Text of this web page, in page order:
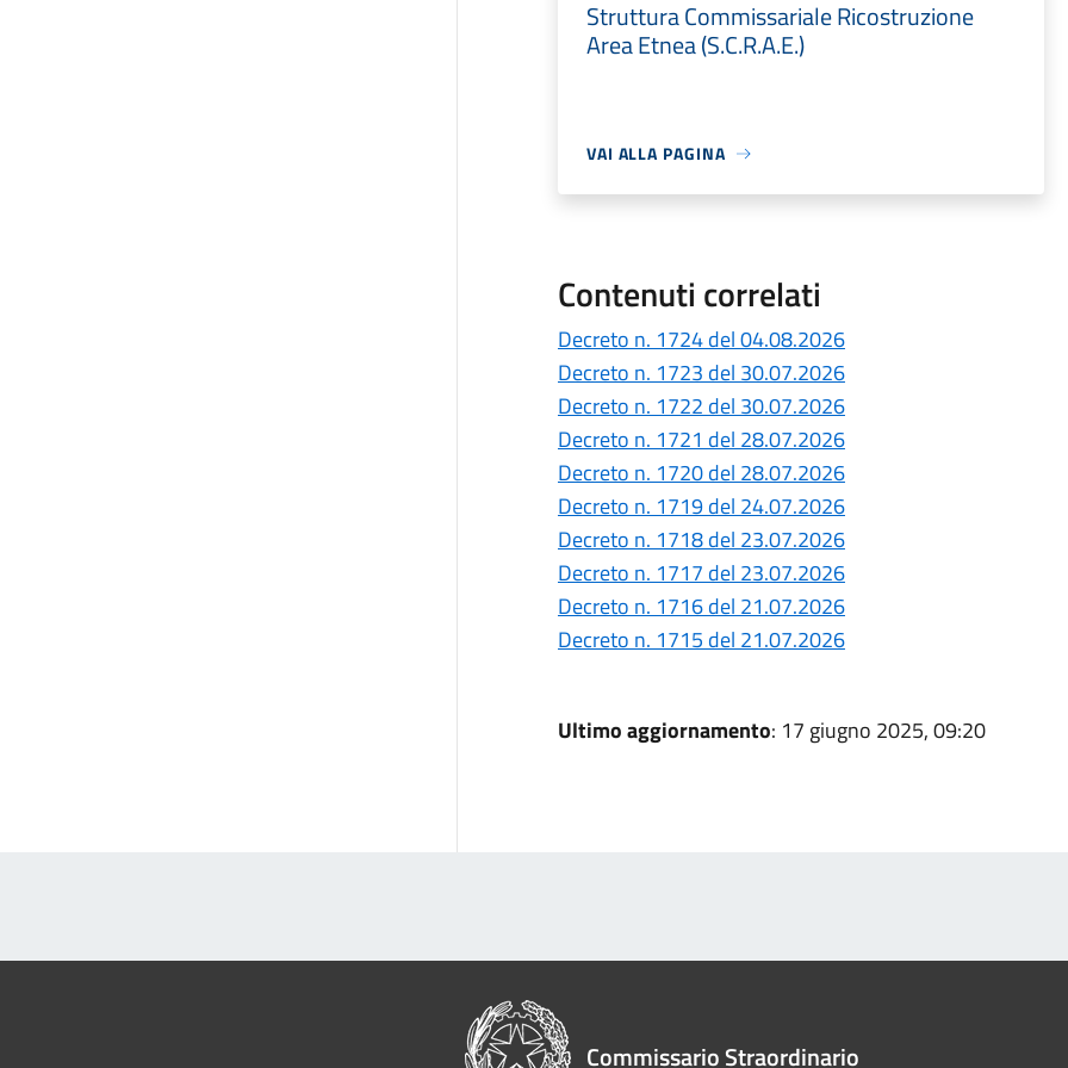
Struttura Commissariale Ricostruzione
Area Etnea (S.C.R.A.E.)
VAI ALLA PAGINA
Contenuti correlati
Decreto n. 1724 del 04.08.2026
Decreto n. 1723 del 30.07.2026
Decreto n. 1722 del 30.07.2026
Decreto n. 1721 del 28.07.2026
Decreto n. 1720 del 28.07.2026
Decreto n. 1719 del 24.07.2026
Decreto n. 1718 del 23.07.2026
Decreto n. 1717 del 23.07.2026
Decreto n. 1716 del 21.07.2026
Decreto n. 1715 del 21.07.2026
Ultimo aggiornamento: 17 giugno 2025, 09:20
Commissario Straordinario